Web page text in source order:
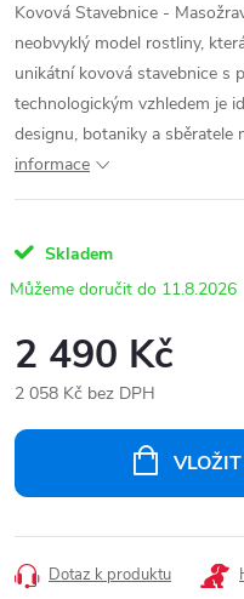
Kovová Stavebnice -
neobvyklý model rostliny,
unikátní kovová stavebnice s
technologickým vzhledem je
designu, botaniky a sběratele
informace
Skladem
11.8.2026
2 490 Kč
2 058 Kč bez DPH
Dotaz k produktu